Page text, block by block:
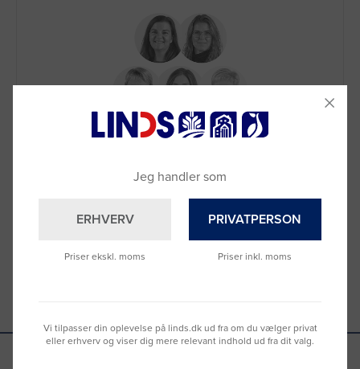
Brug for hjælp?
Vi sidder klar til at hjælpe dig.
Du kan også kontakte din lokale sælger
–
se oversigten her
Jeg handler som
ERHVERV
Priser ekskl. moms
PRIVATPERSON
Priser inkl. moms
Vi tilpasser din oplevelse på linds.dk ud fra om du vælger privat
eller erhverv og viser dig mere relevant indhold ud fra dit valg.